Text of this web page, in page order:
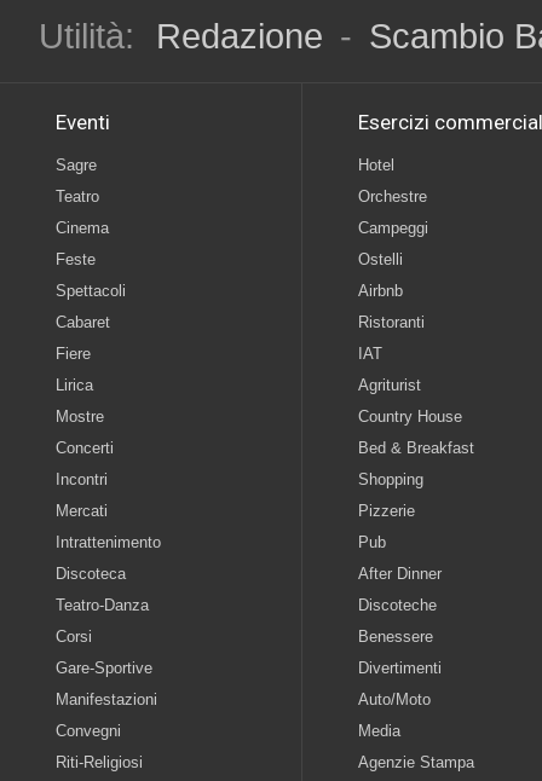
Utilità:
Redazione - Scambio
Eventi
Sagre
Teatro
Cinema
Feste
Spettacoli
Cabaret
Fiere
Lirica
Mostre
Concerti
Incontri
Mercati
Intrattenimento
Discoteca
Teatro-Danza
Corsi
Gare-Sportive
Manifestazioni
Convegni
Riti-Religiosi
Esercizi
Hotel
Orchestre
Campeggi
Ostelli
Airbnb
Ristoranti
IAT
Agriturist
Country House
Bed & Breakfast
Shopping
Pizzerie
Pub
After Dinner
Discoteche
Benessere
Divertimenti
Auto/Moto
Media
Agenzie Stampa